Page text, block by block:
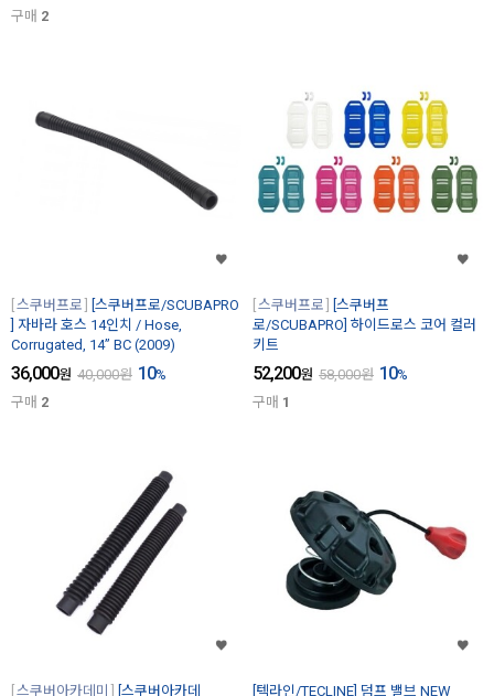
구매 2
스쿠버프로
[스쿠버프로/SCUBAPRO
] 자바라 호스 14인치 / Hose,
Corrugated, 14’’ BC (2009)
36,000원 40,000원 10%
구매 2
스쿠버프로
[스쿠버프
로/SCUBAPRO] 하이드로스 코어 컬러
키트
52,200원 58,000원 10%
구매 1
스쿠버아카데미
[스쿠버아카데
[텍라인/TECLINE] 덤프 밸브 NEW